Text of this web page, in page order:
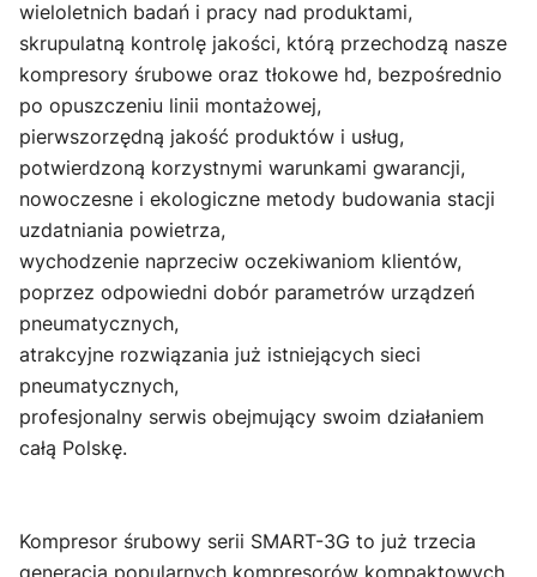
wieloletnich badań i pracy nad produktami,
skrupulatną kontrolę jakości, którą przechodzą nasze
kompresory śrubowe oraz tłokowe hd, bezpośrednio
po opuszczeniu linii montażowej,
pierwszorzędną jakość produktów i usług,
potwierdzoną korzystnymi warunkami gwarancji,
nowoczesne i ekologiczne metody budowania stacji
uzdatniania powietrza,
wychodzenie naprzeciw oczekiwaniom klientów,
poprzez odpowiedni dobór parametrów urządzeń
pneumatycznych,
atrakcyjne rozwiązania już istniejących sieci
pneumatycznych,
profesjonalny serwis obejmujący swoim działaniem
całą Polskę.
Kompresor śrubowy serii SMART-3G to już trzecia
generacja popularnych kompresorów kompaktowych